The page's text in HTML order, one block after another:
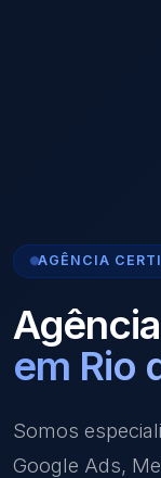
AGÊNCIA
em Rio
Somos
Google Ads,